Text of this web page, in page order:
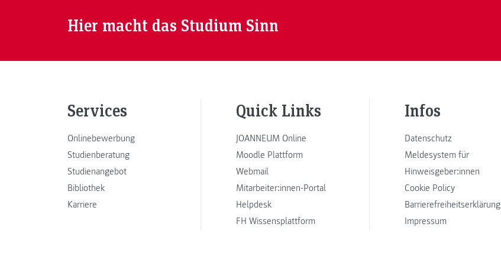
Hier macht das Studium Sinn
Services
Onlinebewerbung
Studienberatung
Studienangebot
Bibliothek
Karriere
Quick Links
JOANNEUM Online
Moodle Plattform
Webmail
Mitarbeiter:innen-Portal
Helpdesk
FH Wissensplattform
Infos
Datenschutz
Meldesystem für
Hinweisgeber:innen
Cookie Policy
Barrierefreiheitserklärung
Impressum